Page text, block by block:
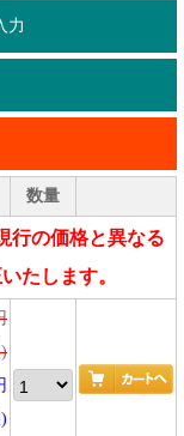
力
数量
行の価格と異なる
たします。